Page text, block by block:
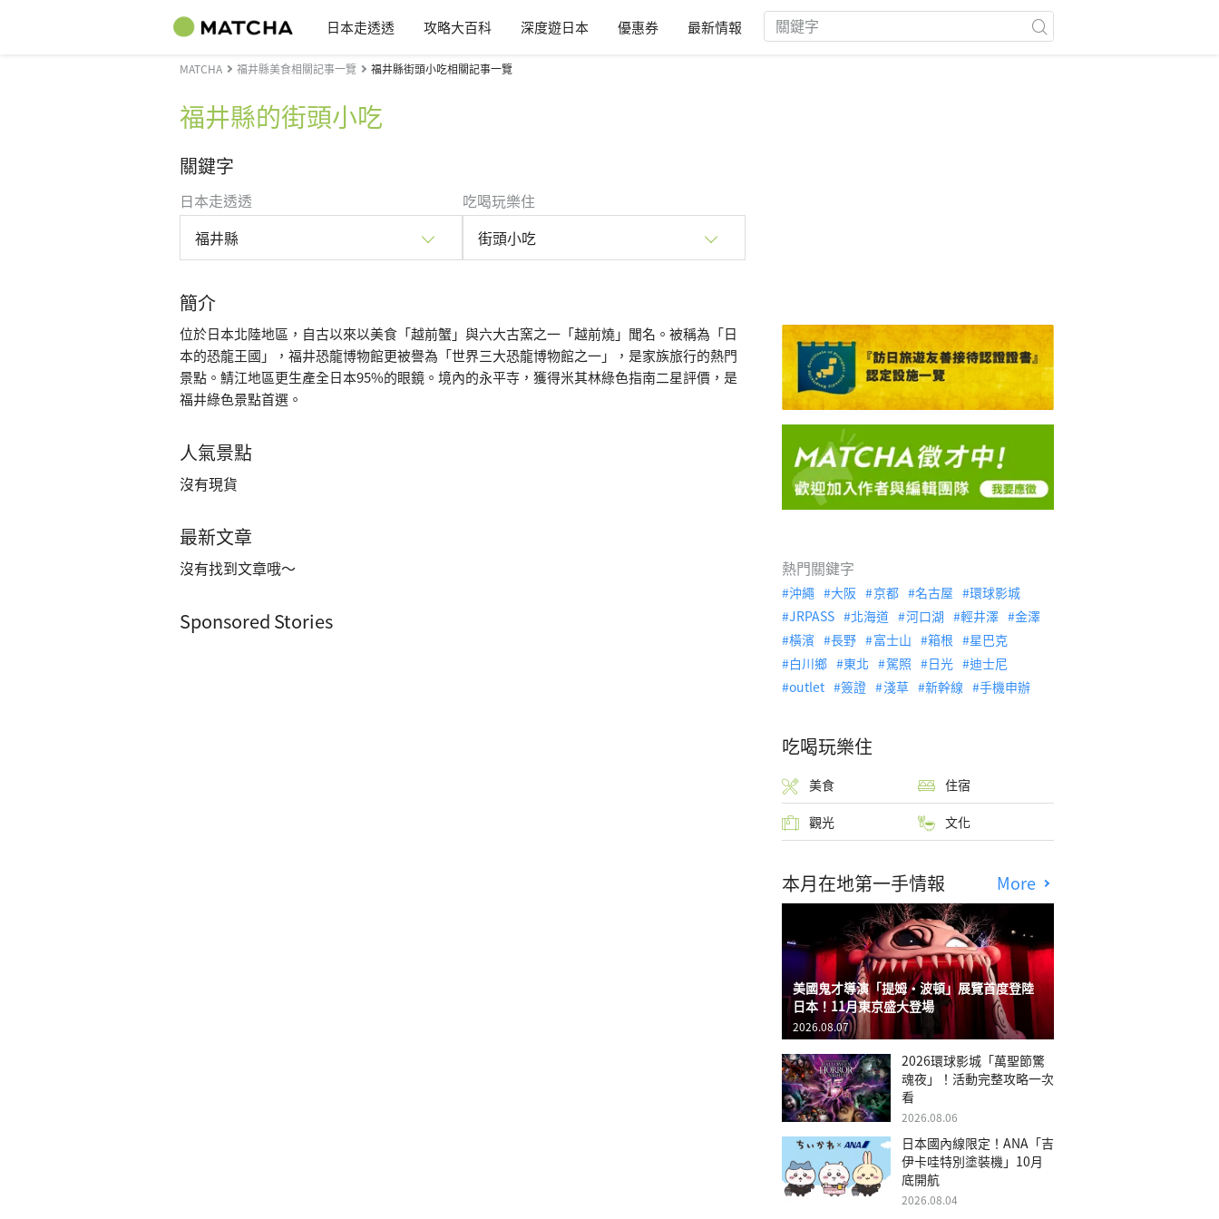
日本走透透 攻略大百科 深度遊日本 優惠券 最新情報
MATCHA 福井縣美食相關記事一覽 福井縣街頭小吃相關記事一覽
福井縣的街頭小吃
關鍵字
日本走透透
福井縣
吃喝玩樂住
街頭小吃
簡介
位於日本北陸地區，自古以來以美食「越前蟹」與六大古窯之一「越前燒」聞名。被稱為「日
本的恐龍王國」，福井恐龍博物館更被譽為「世界三大恐龍博物館之一」，是家族旅行的熱門
景點。鯖江地區更生產全日本95%的眼鏡。境內的永平寺，獲得米其林綠色指南二星評價，是
福井綠色景點首選。
人氣景點
沒有現貨
最新文章
沒有找到文章哦～
Sponsored Stories
熱門關鍵字
沖繩 大阪 京都 名古屋
環球影城
JRPASS
北海道 河口湖 輕井澤
金澤
橫濱
長野 富士山 箱根
星巴克
白川鄉
東北 駕照 日光
迪士尼
outlet
簽證 淺草 新幹線 手機申辦
吃喝玩樂住
美食 住宿
觀光 文化
本月在地第一手情報 More
美國鬼才導演「提姆・波頓」展覽首度登陸
日本！11月東京盛大登場
2026.08.07
2026環球影城「萬聖節驚
魂夜」！活動完整攻略一次
看
2026.08.06
日本國內線限定！ANA「吉
伊卡哇特別塗裝機」10月
底開航
2026.08.04